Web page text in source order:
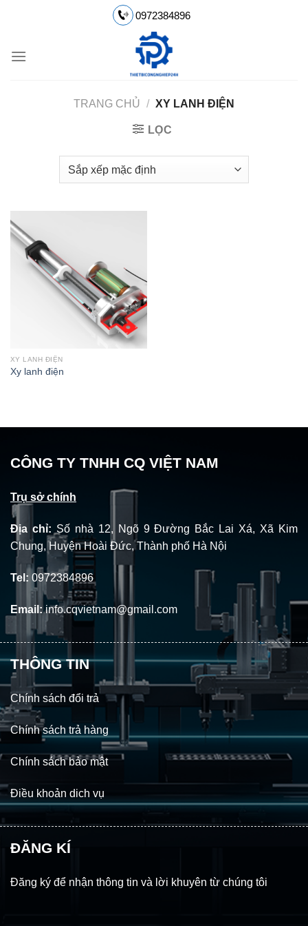
dung
0972384896
TRANG CHỦ / XY LANH ĐIỆN
LỌC
XY LANH ĐIỆN
Xy lanh điện
CÔNG TY TNHH CQ VIỆT NAM
Trụ sở chính
Địa chỉ: Số nhà 12, Ngõ 9 Đường Bắc Lai Xá, Xã Kim
Chung, Huyện Hoài Đức, Thành phố Hà Nội
Tel: 0972384896
Email:info.cqvietnam@gmail.com
THÔNG TIN
Chính sách đổi trả
Chính sách trả hàng
Chính sách bảo mật
Điều khoản dich vụ
ĐĂNG KÍ
Đăng ký để nhận thông tin và lời khuyên từ chúng tôi